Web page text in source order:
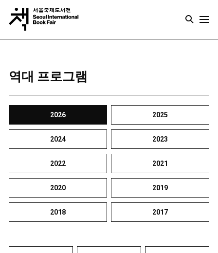
역대 프로그램
2026 2025
2024 2023
2022 2021
2020 2019
2018 2017